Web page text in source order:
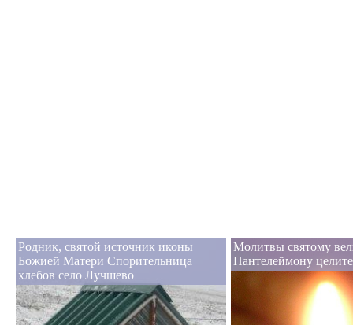
Родник, святой источник иконы
Божией Матери Спорительница
хлебов село Лучшево
Молитвы святому
Пантелеймону